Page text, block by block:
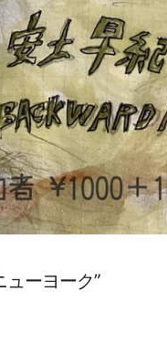
ーヨーク”